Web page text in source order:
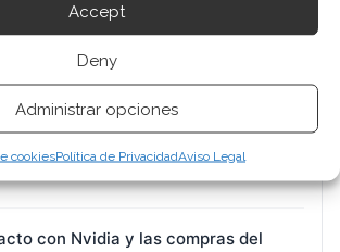
Accept
Deny
Administrar opciones
cookiesPolítica de PrivacidadAviso Legal
récords históricos y una liquidación
con Nvidia y las compras del